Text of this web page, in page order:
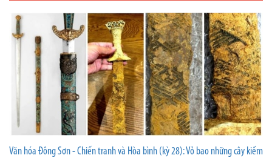
Văn hóa Đông Sơn - Chiến tranh và Hòa bình (kỳ 28): Vỏ bao những cây kiếm